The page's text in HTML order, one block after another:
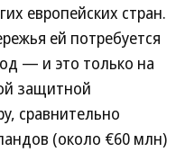
европейских стран.
ей потребуется
— и это только на
защитной
сравнительно
(около €60 млн)